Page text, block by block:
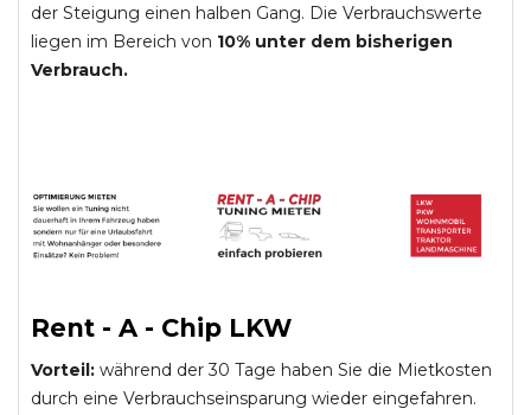
der Steigung einen halben Gang. Die Verbrauchswerte
liegen im Bereich von 10% unter dem bisherigen
Verbrauch.
Rent - A - Chip LKW
Vorteil: während der 30 Tage haben Sie die Mietkosten
durch eine Verbrauchseinsparung wieder eingefahren.